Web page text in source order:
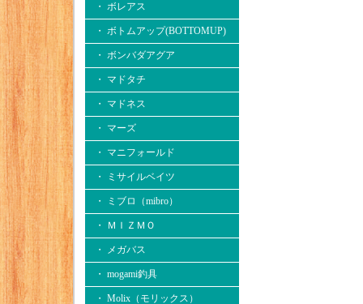
・ ボレアス
・ ボトムアップ(BOTTOMUP)
・ ボンバダアグア
・ マドタチ
・ マドネス
・ マーズ
・ マニフォールド
・ ミサイルベイツ
・ ミブロ（mibro）
・ ＭＩＺＭＯ
・ メガバス
・ mogami釣具
・ Molix（モリックス）